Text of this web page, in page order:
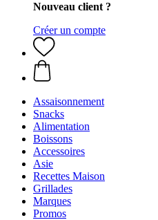
Nouveau client ?
Créer un compte
Assaisonnement
Snacks
Alimentation
Boissons
Accessoires
Asie
Recettes Maison
Grillades
Marques
Promos